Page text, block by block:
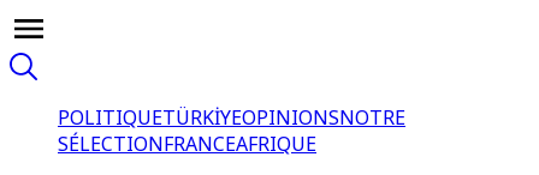
POLITIQUETÜRKİYEOPINIONSNOTRE
SÉLECTIONFRANCEAFRIQUE